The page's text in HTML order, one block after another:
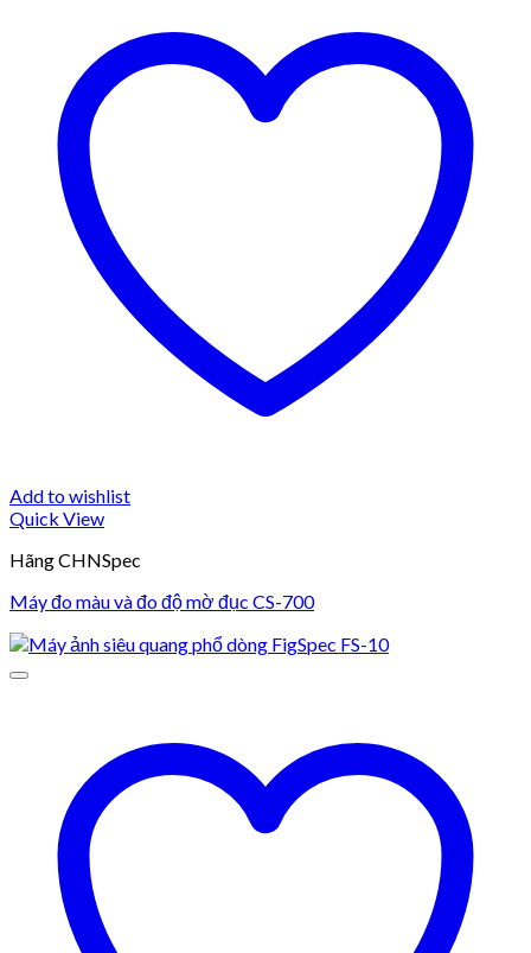
Add to wishlist
Quick View
Hãng CHNSpec
Máy đo màu và đo độ mờ đục CS-700